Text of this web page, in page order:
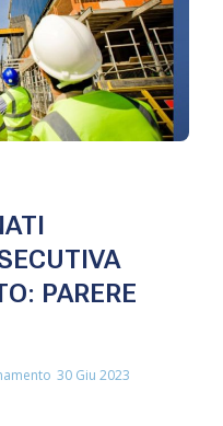
PARERE
30 Giu 2023